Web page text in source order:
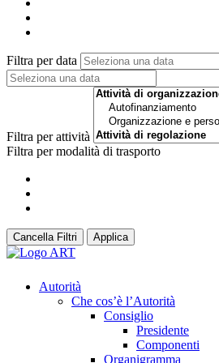
Filtra per data
Filtra per attività
Filtra per modalità di trasporto
Cancella Filtri Applica
Autorità
Che cos’è l’Autorità
Consiglio
Presidente
Componenti
Organigramma